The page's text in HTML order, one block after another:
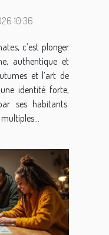
10:36
c’est plonger
authentique et
et l’art de
identité forte,
ses habitants.